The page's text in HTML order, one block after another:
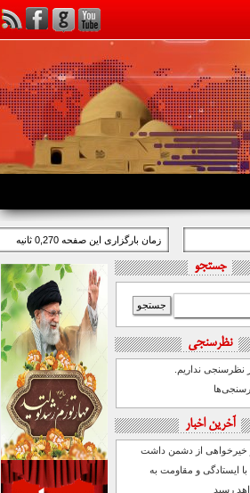
زمان بارگزاری این صفحه 0,270 ثانیه
جستجو
نظرسنجی
نداریم.
آخرین اخبار
خیرخواهی از دشمن داشت
ایستادگی و مقاومت به
رسید